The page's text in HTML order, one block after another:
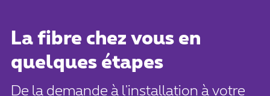
La fibre chez vous en
quelques étapes
De la demande à l'installation à votre